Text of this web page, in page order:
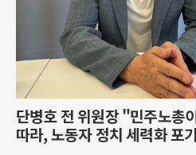
단병호 전 위원장 "민주노총
따라, 노동자 정치 세력화 포